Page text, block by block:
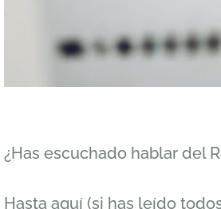
¿Has escuchado hablar del
Hasta aquí (si has leído